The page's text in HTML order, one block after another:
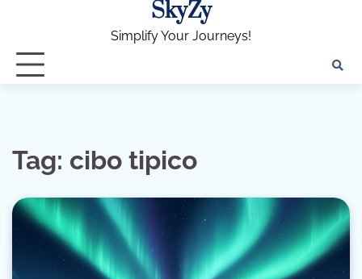
SkyZy
Simplify Your Journeys!
Tag: cibo tipico